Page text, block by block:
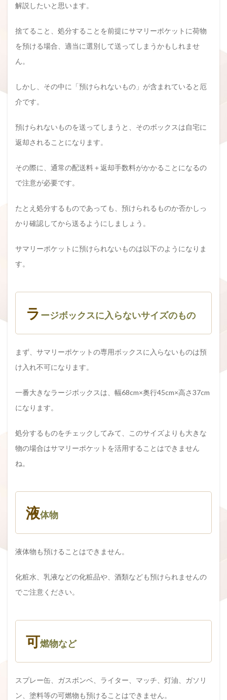
解説したいと思います。
捨てること、処分することを前提にサマリーポケットに荷物
を預ける場合、適当に選別して送ってしまうかもしれませ
ん。
しかし、その中に「預けられないもの」が含まれていると厄
介です。
預けられないものを送ってしまうと、そのボックスは自宅に
返却されることになります。
その際に、通常の配送料＋返却手数料がかかることになるの
で注意が必要です。
たとえ処分するものであっても、預けられるものか否かしっ
かり確認してから送るようにしましょう。
サマリーポケットに預けられないものは以下のようになりま
す。
ラ ージボックスに入らないサイズのもの
まず、サマリーポケットの専用ボックスに入らないものは預
け入れ不可になります。
一番大きなラージボックスは、幅68cm×奥行45cm×高さ37cm
になります。
処分するものをチェックしてみて、このサイズよりも大きな
物の場合はサマリーポケットを活用することはできません
ね。
液体物
液体物も預けることはできません。
化粧水、乳液などの化粧品や、酒類なども預けられませんの
でご注意ください。
可燃物など
スプレー缶、ガスボンベ、ライター、マッチ、灯油、ガソリ
ン、塗料等の可燃物も預けることはできません。